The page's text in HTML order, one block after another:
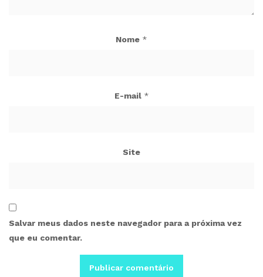
Nome *
E-mail *
Site
Salvar meus dados neste navegador para a próxima vez
que eu comentar.